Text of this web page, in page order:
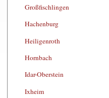
Großfischlingen
Hachenburg
Heiligenroth
Hornbach
Idar-Oberstein
Ixheim